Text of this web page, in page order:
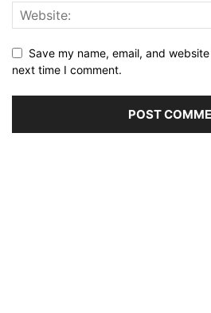
Save my name, email, and
next time I comment.